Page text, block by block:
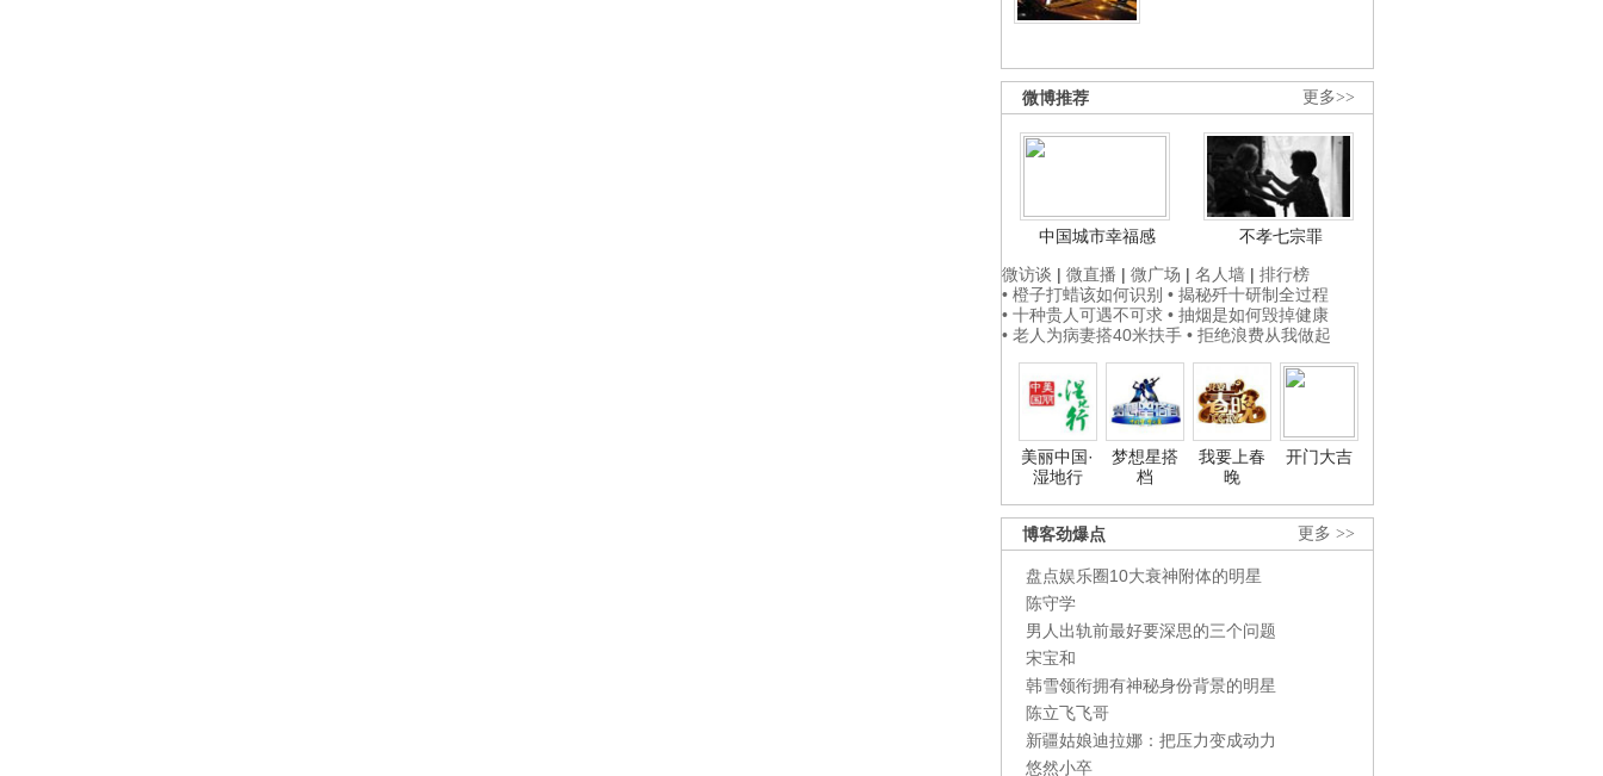
更多>>
微博推荐
中国城市幸福感
不孝七宗罪
微访谈 | 微直播 | 微广场 | 名人墙 | 排行榜
• 橙子打蜡该如何识别 • 揭秘歼十研制全过程
• 十种贵人可遇不可求 • 抽烟是如何毁掉健康
• 老人为病妻搭40米扶手 • 拒绝浪费从我做起
美丽中国·
湿地行
梦想星搭
档
我要上春
晚
开门大吉
更多 >>
博客劲爆点
盘点娱乐圈10大衰神附体的明星
陈守学
男人出轨前最好要深思的三个问题
宋宝和
韩雪领衔拥有神秘身份背景的明星
陈立飞飞哥
新疆姑娘迪拉娜：把压力变成动力
悠然小卒